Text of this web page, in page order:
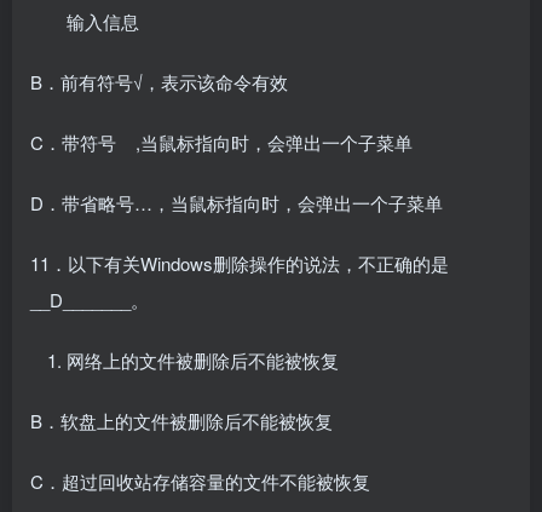
输入信息
B．前有符号√，表示该命令有效
C．带符号 ,当鼠标指向时，会弹出一个子菜单
D．带省略号…，当鼠标指向时，会弹出一个子菜单
11．以下有关Windows删除操作的说法，不正确的是
__D_______。
网络上的文件被删除后不能被恢复
B．软盘上的文件被删除后不能被恢复
C．超过回收站存储容量的文件不能被恢复